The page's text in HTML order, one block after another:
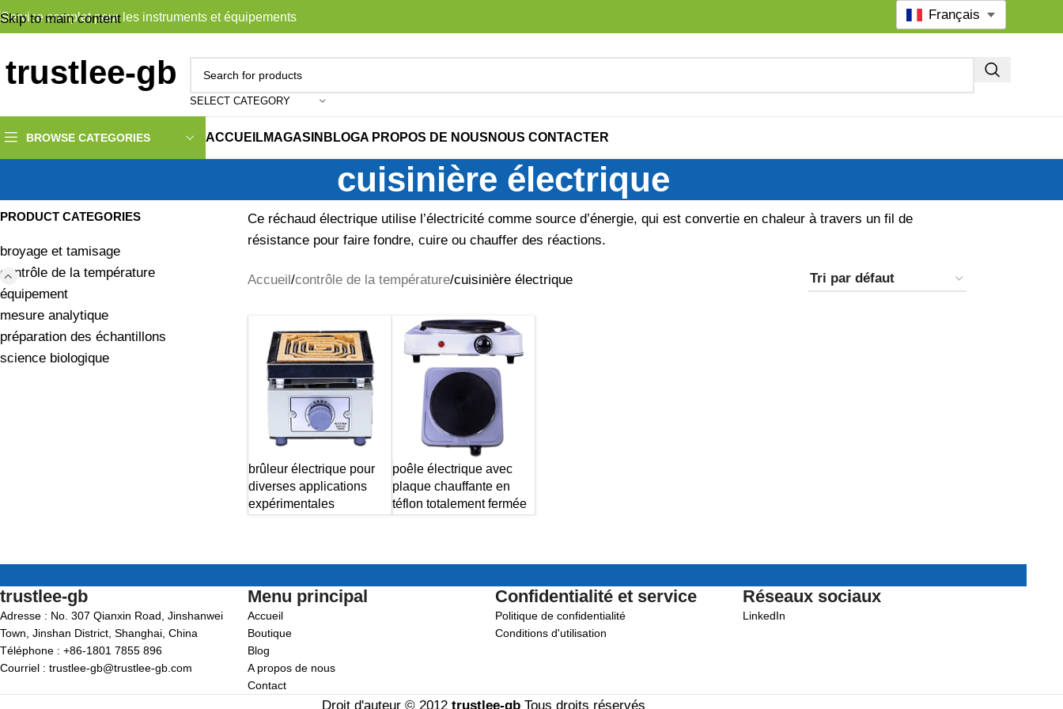
Skip to main content
Service complet pour les instruments et équipements
SELECT CATEGORY
BROWSE CATEGORIES ACCUEILMAGASIN BLOGA PROPOS DE NOUS NOUS CONTACTER
Français
cuisinière électrique
PRODUCT CATEGORIES
broyage et tamisage
contrôle de la température
équipement
mesure analytique
préparation des échantillons
science biologique
Ce réchaud électrique utilise l’électricité comme source d’énergie, qui est convertie en chaleur à travers un fil de
résistance pour faire fondre, cuire ou chauffer des réactions.
Accueil contrôle de la température cuisinière électrique
brûleur électrique pour
diverses applications
expérimentales
poêle électrique avec
plaque chauffante en
téflon totalement fermée
trustlee-gb
Adresse : No. 307 Qianxin Road, Jinshanwei
Town, Jinshan District, Shanghai, China
Téléphone : +86-1801 7855 896
Courriel : trustlee-gb@trustlee-gb.com
Menu principal
Accueil
Boutique
Blog
A propos de nous
Contact
Confidentialité et service
Politique de confidentialité
Conditions d'utilisation
Réseaux sociaux
LinkedIn
Droit d'auteur © 2012 trustlee-gbTous droits réservés